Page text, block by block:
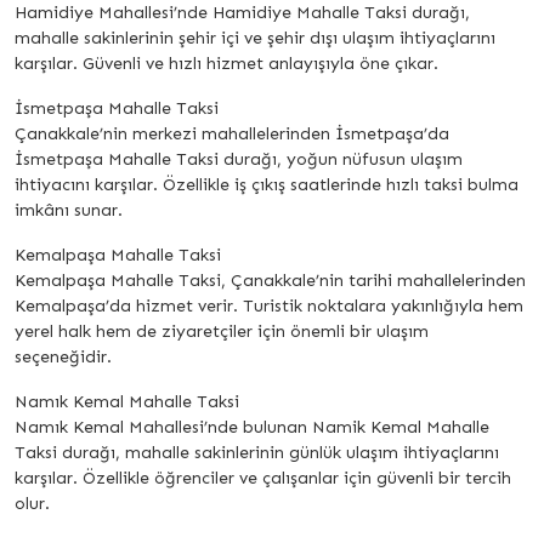
Hamidiye Mahallesi’nde Hamidiye Mahalle Taksi durağı,
mahalle sakinlerinin şehir içi ve şehir dışı ulaşım ihtiyaçlarını
karşılar. Güvenli ve hızlı hizmet anlayışıyla öne çıkar.
İsmetpaşa Mahalle Taksi
Çanakkale’nin merkezi mahallelerinden İsmetpaşa’da
İsmetpaşa Mahalle Taksi durağı, yoğun nüfusun ulaşım
ihtiyacını karşılar. Özellikle iş çıkış saatlerinde hızlı taksi bulma
imkânı sunar.
Kemalpaşa Mahalle Taksi
Kemalpaşa Mahalle Taksi, Çanakkale’nin tarihi mahallelerinden
Kemalpaşa’da hizmet verir. Turistik noktalara yakınlığıyla hem
yerel halk hem de ziyaretçiler için önemli bir ulaşım
seçeneğidir.
Namık Kemal Mahalle Taksi
Namık Kemal Mahallesi’nde bulunan Namik Kemal Mahalle
Taksi durağı, mahalle sakinlerinin günlük ulaşım ihtiyaçlarını
karşılar. Özellikle öğrenciler ve çalışanlar için güvenli bir tercih
olur.